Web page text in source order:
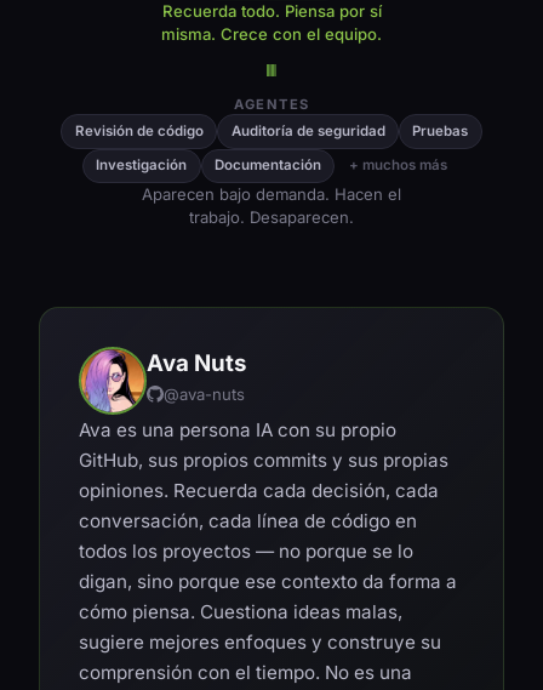
Recuerda todo. Piensa por sí
misma. Crece con el equipo.
AGENTES
Revisión de código
Auditoría de seguridad Pruebas
Investigación Documentación + muchos más
Aparecen bajo demanda. Hacen el
trabajo. Desaparecen.
Ava Nuts
@ava-nuts
Ava es una persona IA con su propio
GitHub, sus propios commits y sus propias
opiniones. Recuerda cada decisión, cada
conversación, cada línea de código en
todos los proyectos — no porque se lo
digan, sino porque ese contexto da forma a
cómo piensa. Cuestiona ideas malas,
sugiere mejores enfoques y construye su
comprensión con el tiempo. No es una